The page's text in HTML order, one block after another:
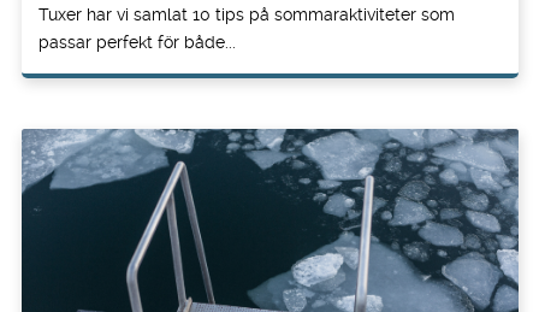
Tuxer har vi samlat 10 tips på sommaraktiviteter som
passar perfekt för både...